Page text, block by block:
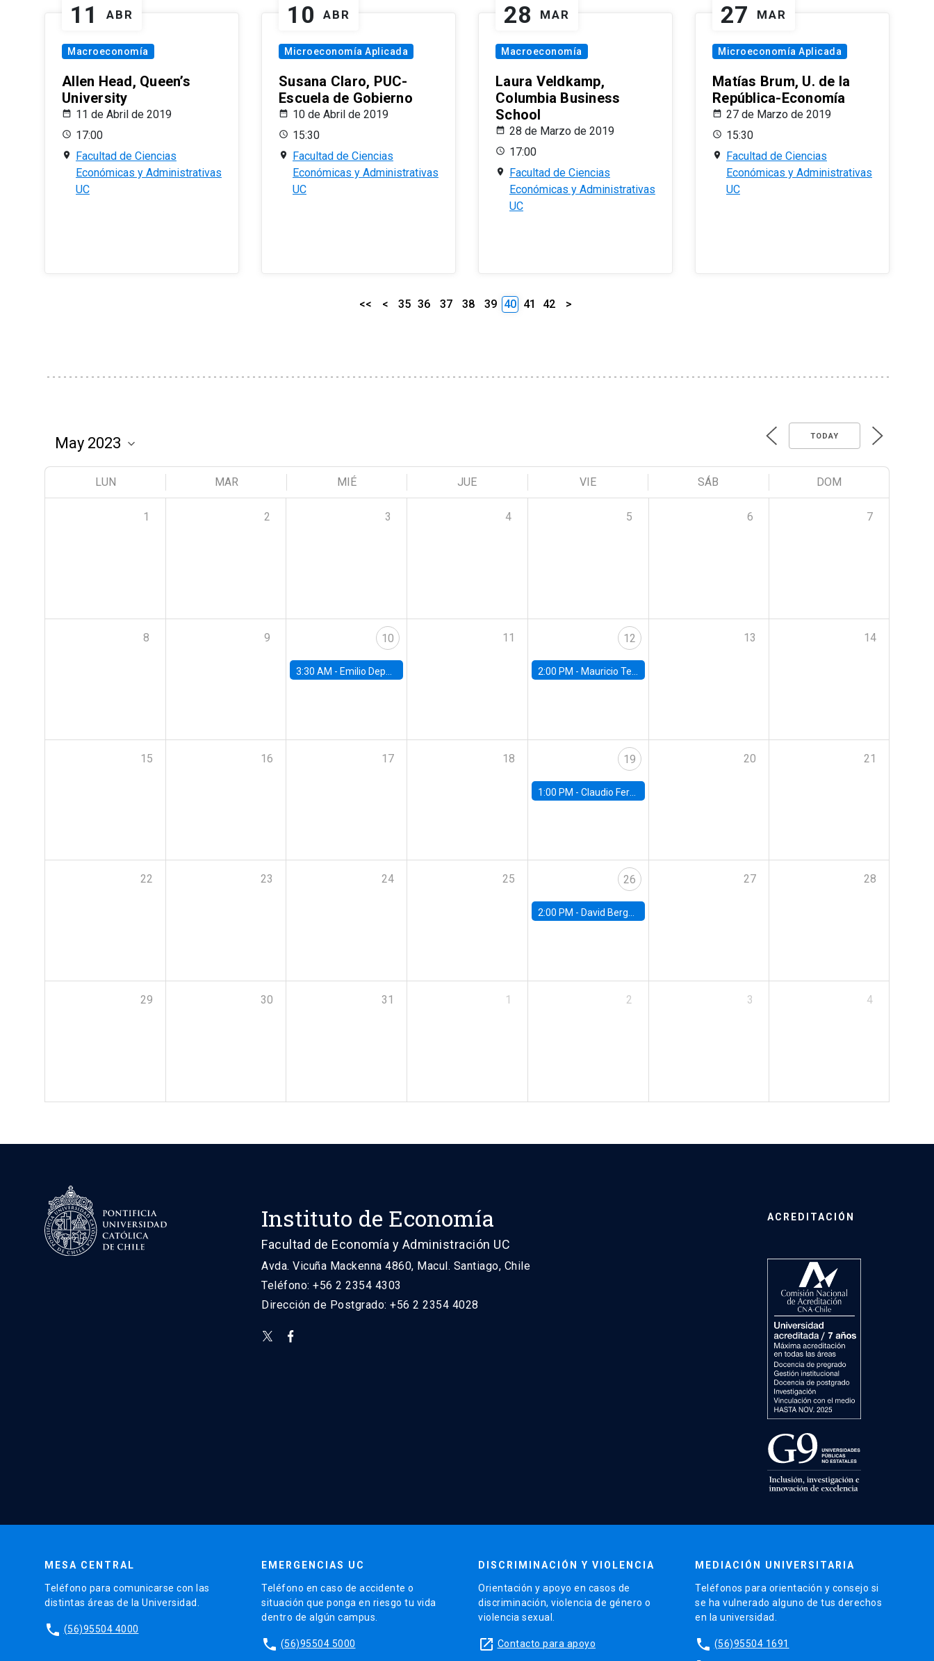
11 ABR
Macroeconomía
Allen Head, Queen’s
University
11 de Abril de 2019
17:00
Facultad de Ciencias
Económicas y Administrativas
UC
10 ABR
Microeconomía Aplicada
Susana Claro, PUC-
Escuela de Gobierno
10 de Abril de 2019
15:30
Facultad de Ciencias
Económicas y Administrativas
UC
28 MAR
Macroeconomía
Laura Veldkamp,
Columbia Business
School
28 de Marzo de 2019
17:00
Facultad de Ciencias
Económicas y Administrativas
UC
27 MAR
Microeconomía Aplicada
Matías Brum, U. de la
República-Economía
27 de Marzo de 2019
15:30
Facultad de Ciencias
Económicas y Administrativas
UC
<< < 35 36 37 38 39 40 41 42 >
TODAY
LUN MAR MIÉ JUE VIE SÁB DOM
1 2 3 4 5 6 7
8 9 10
3:30 AM - Emilio Depetris-Chauvín, Universidad Católica
11 12
2:00 PM - Mauricio Tejada, UDP
13 14
15 16 17 18 19
1:00 PM - Claudio Ferraz, British Columbia
20 21
22 23 24 25 26
2:00 PM - David Berger, Duke
27 28
29 30 31 1 2 3 4
Instituto de Economía
Facultad de Economía y Administración UC
Avda. Vicuña Mackenna 4860, Macul. Santiago, Chile
Teléfono: +56 2 2354 4303
Dirección de Postgrado: +56 2 2354 4028
ACREDITACIÓN
MESA CENTRAL
Teléfono para comunicarse con las
distintas áreas de la Universidad.
phone (56)95504 4000
EMERGENCIAS UC
Teléfono en caso de accidente o
situación que ponga en riesgo tu vida
dentro de algún campus.
phone (56)95504 5000
DISCRIMINACIÓN Y VIOLENCIA
Orientación y apoyo en casos de
discriminación, violencia de género o
violencia sexual.
launch Contacto para apoyo
MEDIACIÓN UNIVERSITARIA
Teléfonos para orientación y consejo si
se ha vulnerado alguno de tus derechos
en la universidad.
phone (56)95504 1691